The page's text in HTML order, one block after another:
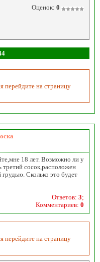
Оценок: 0
перейдите на страницу
18 лет. Возможно ли у
третий сосок,расположен
Сколько это будет
Ответов: 3;
Комментариев: 0
перейдите на страницу